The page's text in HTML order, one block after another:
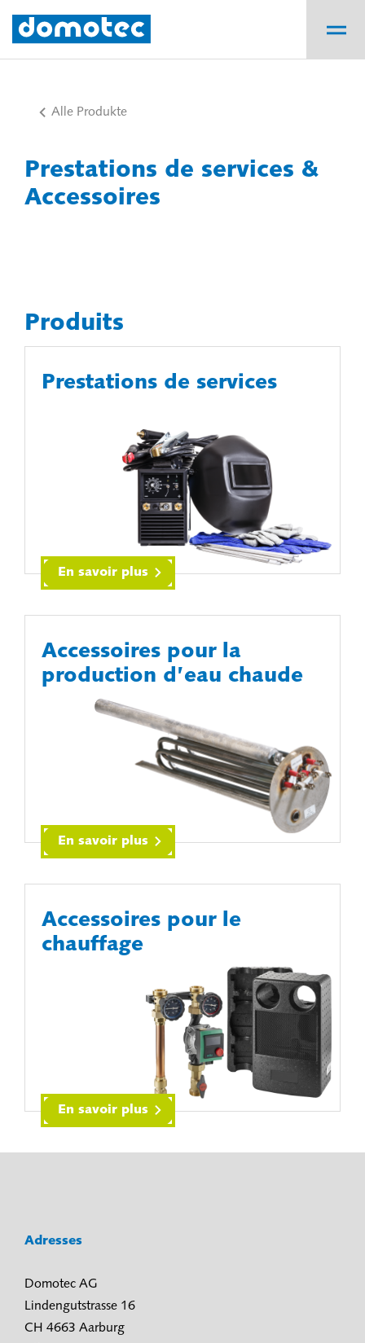
Alle Produkte
Prestations de services &
Accessoires
Produits
Prestations de services
En savoir plus
Accessoires pour la
production d’eau chaude
En savoir plus
Accessoires pour le
chauffage
En savoir plus
Adresses
Domotec AG
Lindengutstrasse 16
CH 4663 Aarburg